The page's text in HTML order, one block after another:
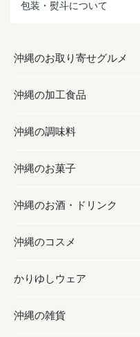
包装・熨斗について
沖縄のお取り寄せグルメ
お取り寄せグルメ
フルーツ・野菜
お肉
海産物
沖縄の加工食品
加工食品
缶詰／パウチ
沖縄料理
沖縄そば／乾麺
レトルト食品
乾物／粉類
沖縄の調味料
調味料
砂糖／黒砂糖
塩
お酢／ドレッシング
しょうゆ
沖縄のお菓子
お菓子
黒糖
ちんすこう
伝統菓子
沖縄のお酒・ドリンク
お酒・ドリンク
泡盛
ビール・チューハイ
沖縄のコスメ
コスメ
スキンケア
かりゆしウェア
かりゆしウェア
沖縄の雑貨